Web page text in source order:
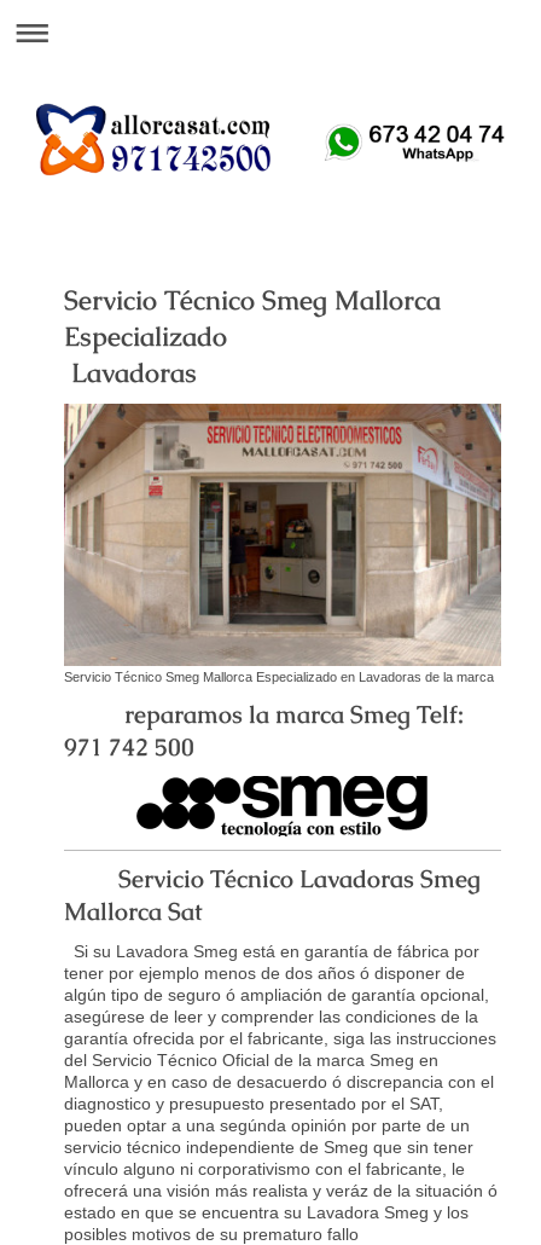
Servicio Técnico Smeg Mallorca
Especializado
Lavadoras
Servicio Técnico Smeg Mallorca Especializado en Lavadoras de la marca
reparamos la marca Smeg Telf:
971 742 500
Servicio Técnico Lavadoras Smeg
Mallorca Sat
Si su Lavadora Smeg está en garantía de fábrica por
tener por ejemplo menos de dos años ó disponer de
algún tipo de seguro ó ampliación de garantía opcional,
asegúrese de leer y comprender las condiciones de la
garantía ofrecida por el fabricante, siga las instrucciones
del Servicio Técnico Oficial de la marca Smeg en
Mallorca y en caso de desacuerdo ó discrepancia con el
diagnostico y presupuesto presentado por el SAT,
pueden optar a una segúnda opinión por parte de un
servicio técnico independiente de Smeg que sin tener
vínculo alguno ni corporativismo con el fabricante, le
ofrecerá una visión más realista y veráz de la situación ó
estado en que se encuentra su Lavadora Smeg y los
posibles motivos de su prematuro fallo